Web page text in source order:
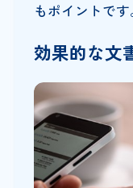
もポイントです
効果的な文